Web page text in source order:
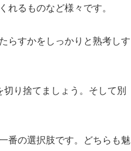
れるものなど様々です。
らすかをしっかりと熟考しす
り捨てましょう。そして別
番の選択肢です。どちらも魅